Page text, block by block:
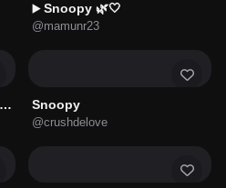
▶️ Snoopy 🌿🤍
@mamunr23
Snoopy
@crushdelove